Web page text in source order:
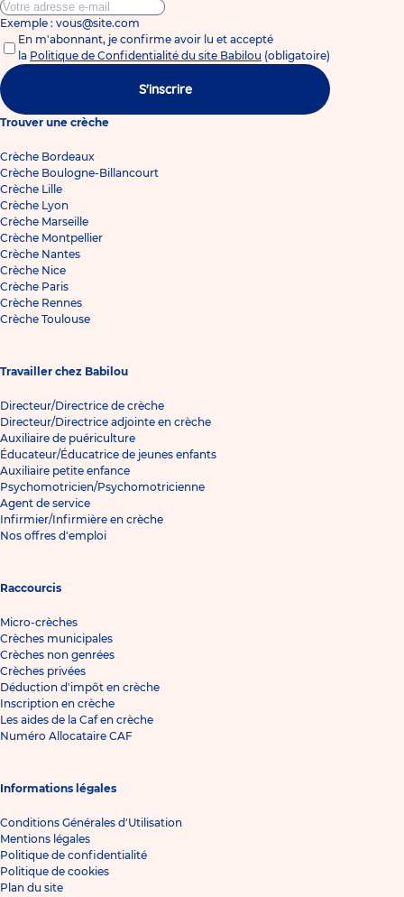
Exemple : vous@site.com
En m'abonnant, je confirme avoir lu et accepté
la Politique de Confidentialité du site Babilou (obligatoire)
S'inscrire
Trouver une crèche
Crèche Bordeaux
Crèche Boulogne-Billancourt
Crèche Lille
Crèche Lyon
Crèche Marseille
Crèche Montpellier
Crèche Nantes
Crèche Nice
Crèche Paris
Crèche Rennes
Crèche Toulouse
Travailler chez Babilou
Directeur/Directrice de crèche
Directeur/Directrice adjointe en crèche
Auxiliaire de puériculture
Éducateur/Éducatrice de jeunes enfants
Auxiliaire petite enfance
Psychomotricien/Psychomotricienne
Agent de service
Infirmier/Infirmière en crèche
Nos offres d'emploi
Raccourcis
Micro-crèches
Crèches municipales
Crèches non genrées
Crèches privées
Déduction d'impôt en crèche
Inscription en crèche
Les aides de la Caf en crèche
Numéro Allocataire CAF
Informations légales
Conditions Générales d'Utilisation
Mentions légales
Politique de confidentialité
Politique de cookies
Plan du site